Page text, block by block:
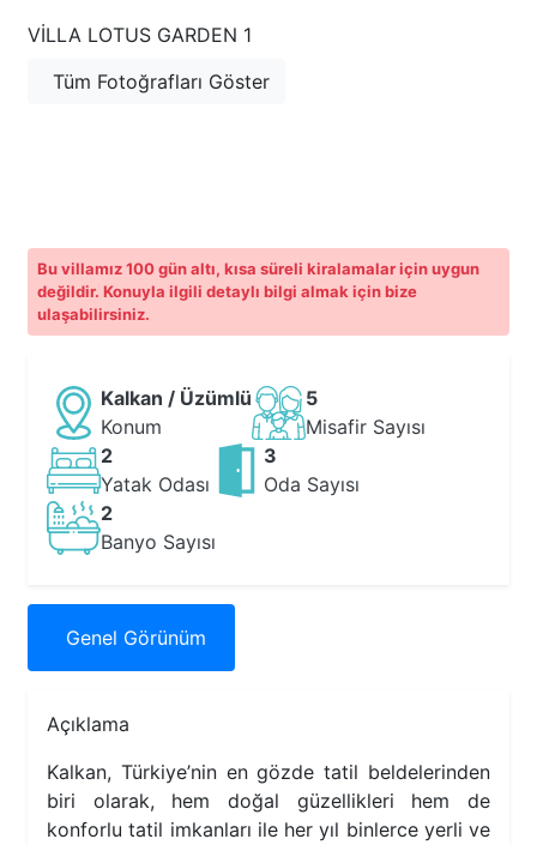
VILLA LOTUS GARDEN 1
Tüm Fotoğrafları Göster
Bu villamız 100 gün altı, kısa süreli kiralamalar için uygun
değildir. Konuyla ilgili detaylı bilgi almak için bize
ulaşabilirsiniz.
Kalkan / Üzümlü
Konum
5
Misafir Sayısı
2
Yatak Odası
3
Oda Sayısı
2
Banyo Sayısı
Genel Görünüm
Açıklama
Kalkan, Türkiye’nin en gözde tatil beldelerinden
biri olarak, hem doğal güzellikleri hem de
konforlu tatil imkanları ile her yıl binlerce yerli ve